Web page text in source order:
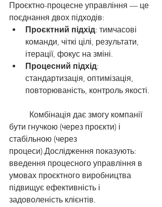
Проєктно-процесне управління — це
поєднання двох підходів:
Проєктний підхід: тимчасові
команди, чіткі цілі, результати,
ітерації, фокус на зміні.
Процесний підхід:
стандартизація, оптимізація,
повторюваність, контроль якості.
бути гнучкою (через проєкти) і
стабільною (через
процеси).Дослідження показують:
введення процесного управління в
умовах проєктного виробництва
підвищує ефективність і
задоволеність клієнтів.